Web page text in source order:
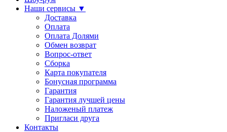
Наши сервисы ▼
Доставка
Оплата
Оплата Долями
Обмен возврат
Вопрос-ответ
Сборка
Карта покупателя
Бонусная программа
Гарантия
Гарантия лучшей цены
Наложеный платеж
Пригласи друга
Контакты